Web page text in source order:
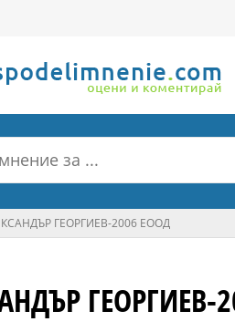
ГЕОРГИЕВ-2006 ЕООД
ГЕОРГИЕВ-